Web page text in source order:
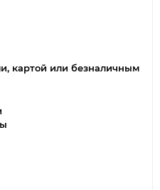
картой или безналичным